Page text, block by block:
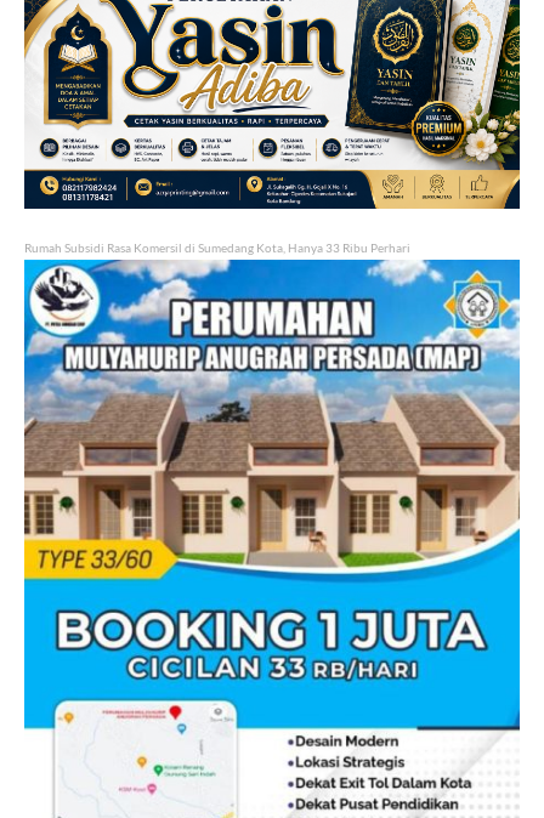
Rumah Subsidi Rasa Komersil di Sumedang Kota, Hanya 33 Ribu Perhari